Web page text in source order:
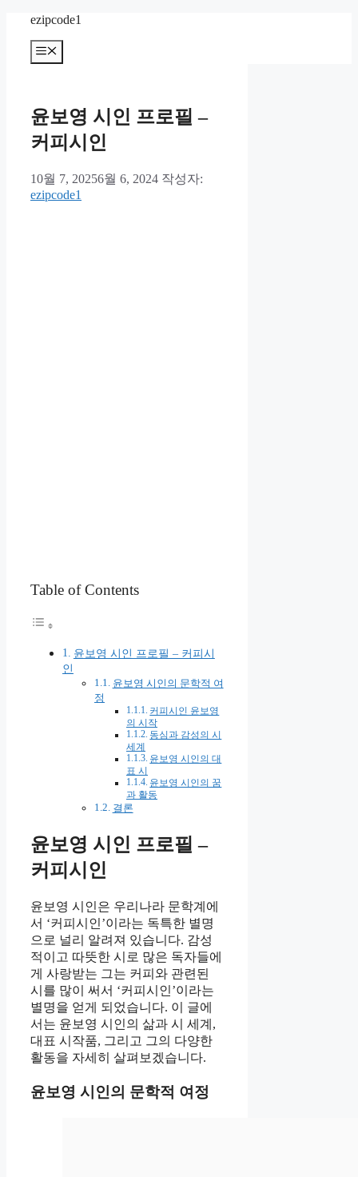
ezipcode1
메
뉴
윤보영 시인 프로필 –
커피시인
10월 7, 20256월 6, 2024 작성자:
ezipcode1
Table of Contents
윤보영 시인 프로필 – 커피시
인
윤보영 시인의 문학적 여
정
커피시인 윤보영
의 시작
동심과 감성의 시
세계
윤보영 시인의 대
표 시
윤보영 시인의 꿈
과 활동
결론
윤보영 시인 프로필 –
커피시인
윤보영 시인은 우리나라 문학계에
서 ‘커피시인’이라는 독특한 별명
으로 널리 알려져 있습니다. 감성
적이고 따뜻한 시로 많은 독자들에
게 사랑받는 그는 커피와 관련된
시를 많이 써서 ‘커피시인’이라는
별명을 얻게 되었습니다. 이 글에
서는 윤보영 시인의 삶과 시 세계,
대표 시작품, 그리고 그의 다양한
활동을 자세히 살펴보겠습니다.
윤보영 시인의 문학적 여정